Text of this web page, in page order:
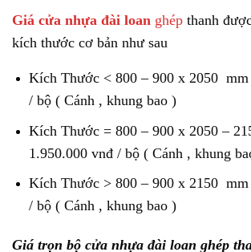
Giá cửa nhựa đài loan ghép thanh
kích thước cơ bản như sau
Kích Thước < 800 – 900 x 2050 mm
/ bộ ( Cánh , khung bao )
Kích Thước = 800 – 900 x 2050 –
1.950.000 vnđ / bộ ( Cánh , khung
Kích Thước > 800 – 900 x 2150 mm
/ bộ ( Cánh , khung bao )
Giá trọn bộ cửa nhựa đài loan ghép